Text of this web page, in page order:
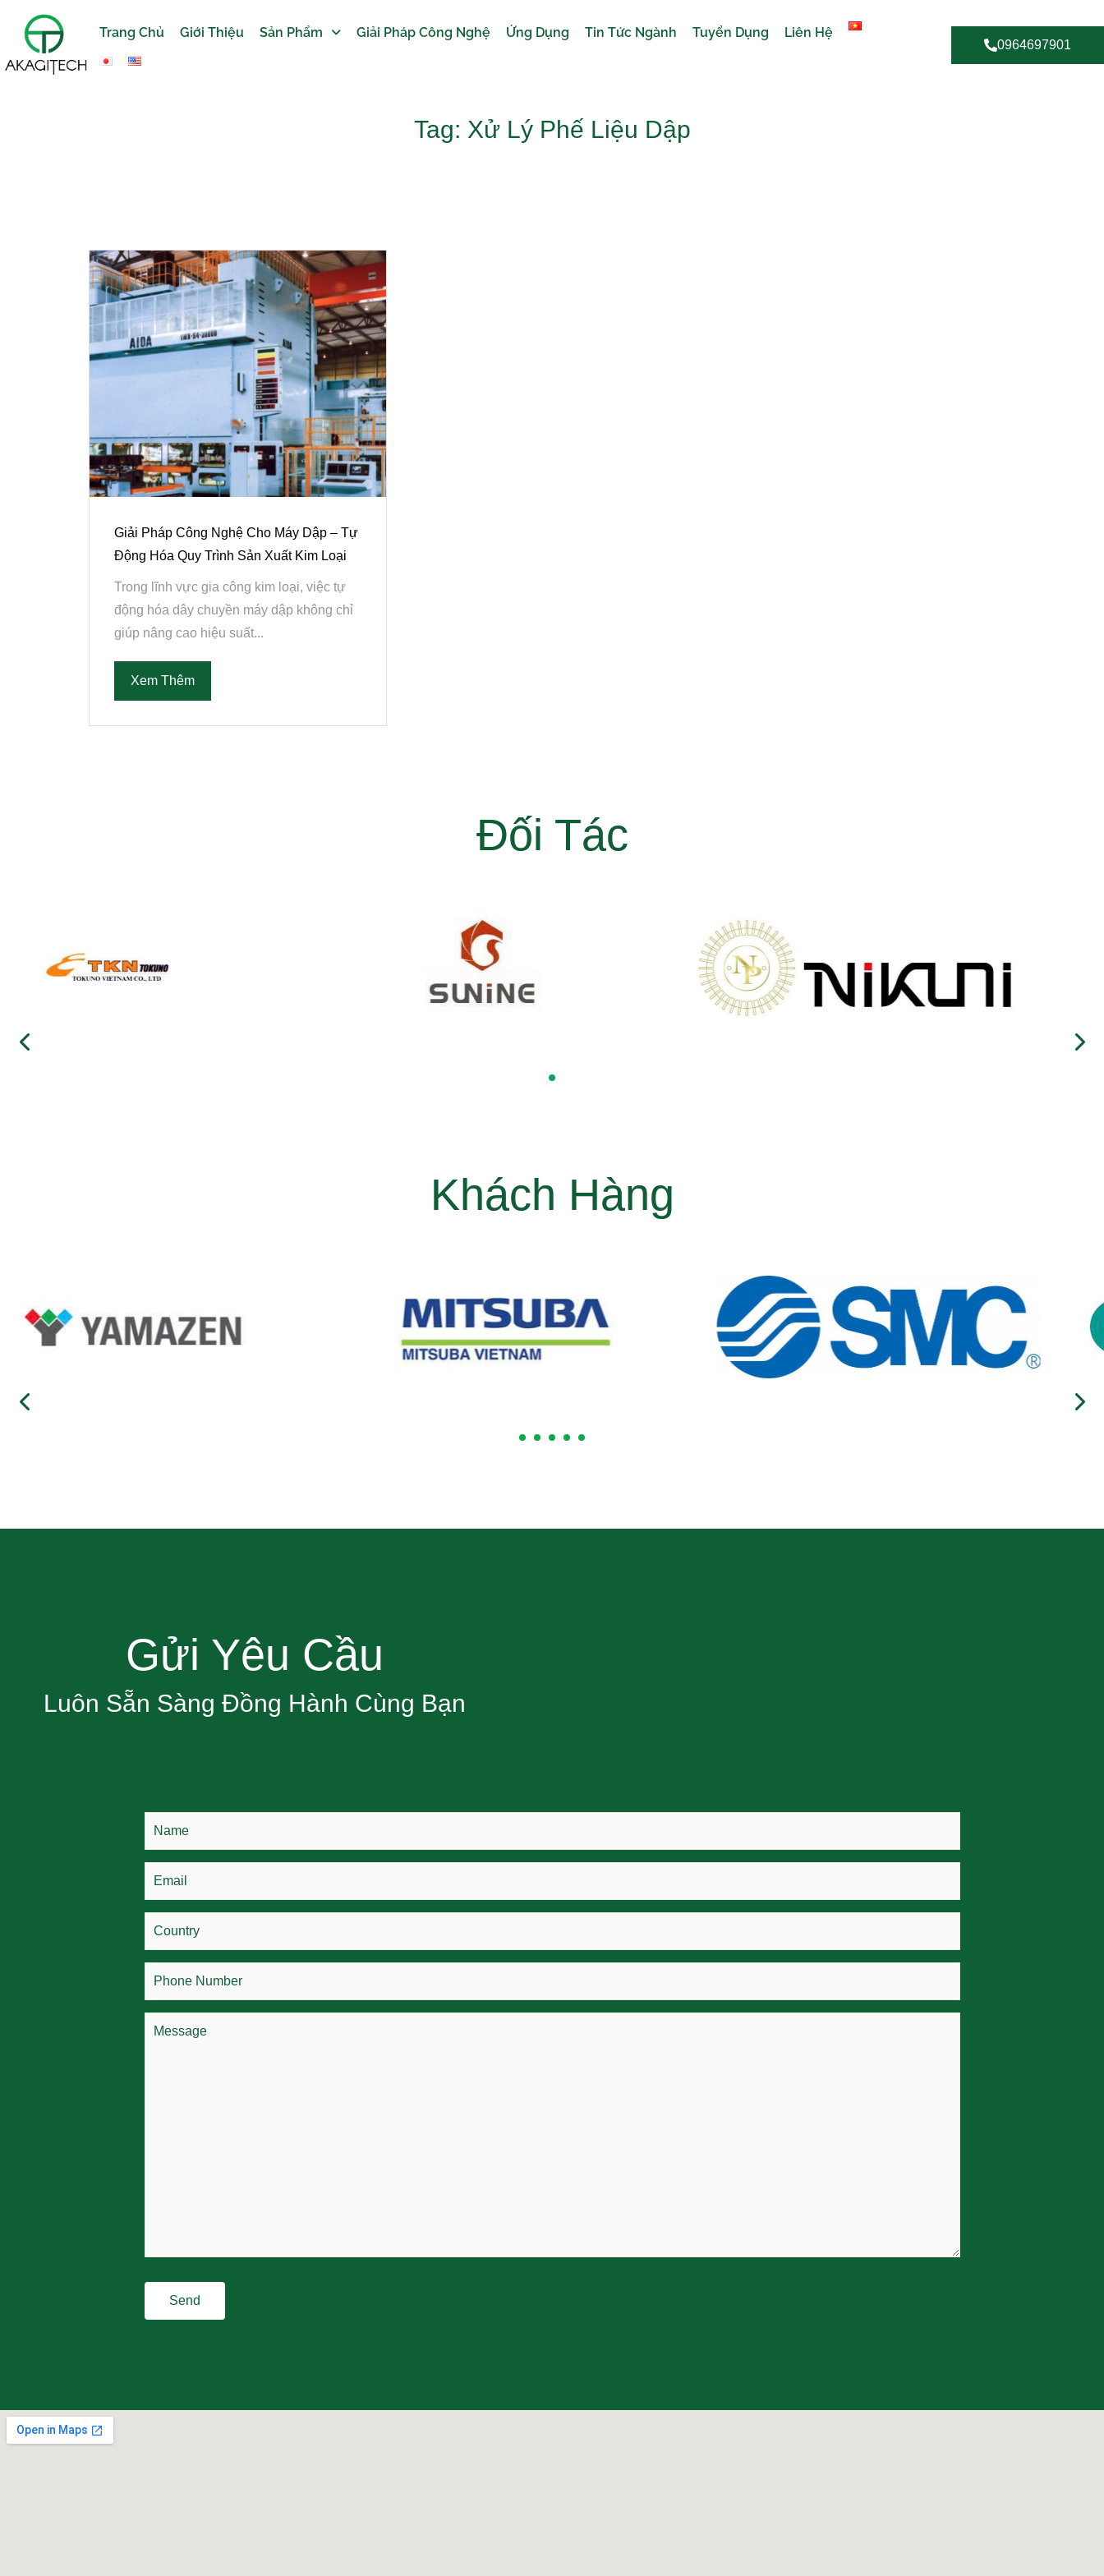
Trang Chủ Giới Thiệu Sản Phẩm Giải Pháp Công Nghệ Ứng Dụng Tin Tức Ngành Tuyển Dụng Liên Hệ
0964697901
Tag: Xử Lý Phế Liệu Dập
Giải Pháp Công Nghệ Cho Máy Dập – Tự
Động Hóa Quy Trình Sản Xuất Kim Loại
Trong lĩnh vực gia công kim loại, việc tự
động hóa dây chuyền máy dập không chỉ
giúp nâng cao hiệu suất...
Xem Thêm
Đối Tác
Khách Hàng
Gửi Yêu Cầu
Luôn Sẵn Sàng Đồng Hành Cùng Bạn